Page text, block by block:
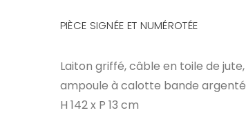
PIÈCE SIGNÉE ET NUMÉROTÉE
Laiton griffé, câble en toile de jute,
ampoule à calotte bande argenté
H 142 x P 13 cm